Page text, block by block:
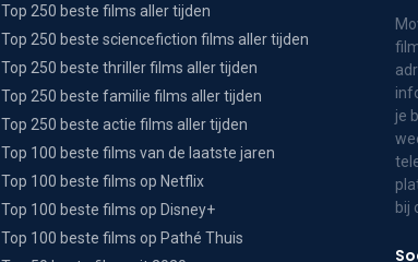
Top 250 beste films aller tijden
Top 250 beste sciencefiction films aller tijden
Top 250 beste thriller films aller tijden
Top 250 beste familie films aller tijden
Top 250 beste actie films aller tijden
Top 100 beste films van de laatste jaren
Top 100 beste films op Netflix
Top 100 beste films op Disney+
Top 100 beste films op Pathé Thuis
je
bij